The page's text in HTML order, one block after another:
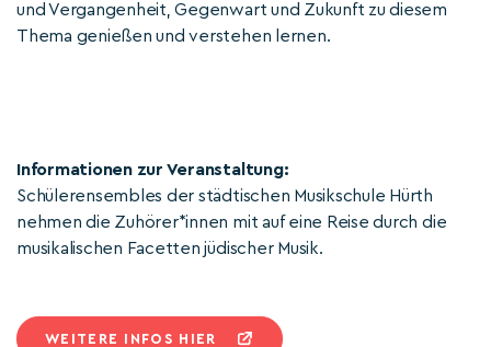
und Vergangenheit, Gegenwart und Zukunft zu diesem
Thema genießen und verstehen lernen.
Informationen zur Veranstaltung:
Schülerensembles der städtischen Musikschule Hürth
nehmen die Zuhörer*innen mit auf eine Reise durch die
musikalischen Facetten jüdischer Musik.
WEITERE INFOS HIER